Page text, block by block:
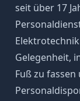
seit über 17
Gelegenheit,
Fuß zu